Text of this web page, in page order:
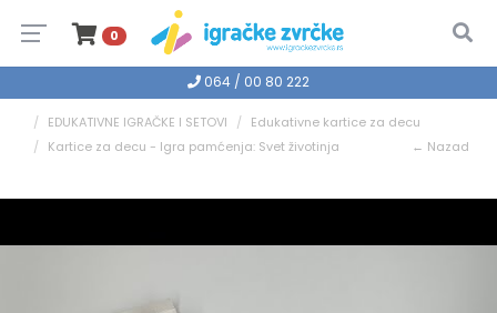
0
064 / 00 80 222
EDUKATIVNE IGRAČKE I SETOVI
Edukativne kartice za decu
Kartice za decu - Igra pamćenja: Svet životinja
← Nazad